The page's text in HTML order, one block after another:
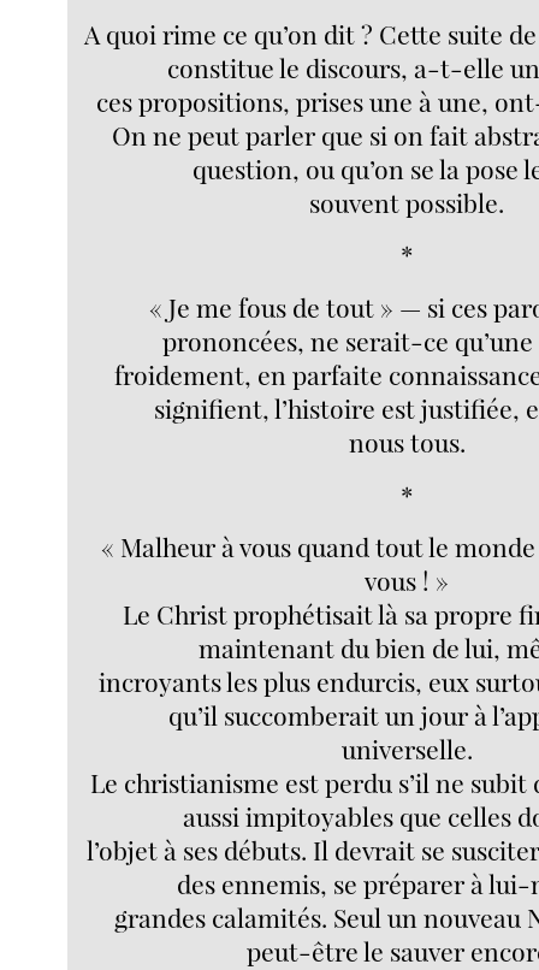
A quoi rime ce qu’on dit ? Cette suite
constitue le discours, a-t-elle
ces propositions, prises une à une,
On ne peut parler que si on fait
question, ou qu’on se la pose
souvent possible.
*
« Je me fous de tout » — si ces
prononcées, ne serait-ce
froidement, en parfaite connaissance
signifient, l’histoire est justifiée,
nous tous.
*
« Malheur à vous quand tout le
vous ! »
Le Christ prophétisait là sa propre
maintenant du bien de lui,
incroyants les plus endurcis, eux
qu’il succomberait un jour à
universelle.
Le christianisme est perdu s’il ne subit
aussi impitoyables que celles
l’objet à ses débuts. Il devrait se
des ennemis, se préparer à lui-
grandes calamités. Seul un
peut-être le sauver